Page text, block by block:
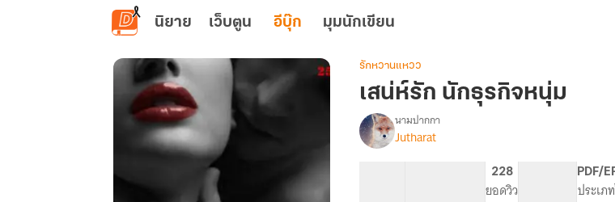
ข้ามไปยังเนื้อหาหลัก
นิยาย เว็บตูน อีบุ๊ก มุมนักเขียน
รักหวานแหวว
เสน่ห์รัก นักธุรกิจหนุ่ม
เรื่อง
เสน่ห์
นามปากกา
Jutharat
228
ยอดวิว
PDF/
ประเภ